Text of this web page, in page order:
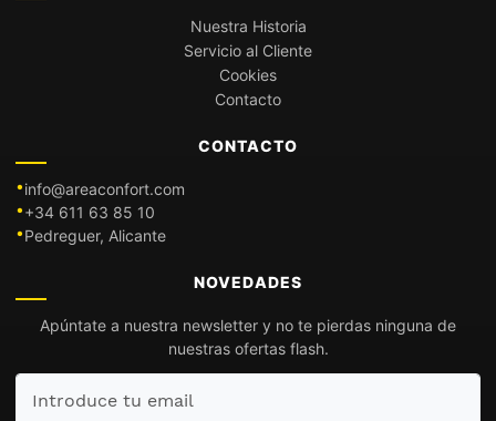
Nuestra Historia
Servicio al Cliente
Cookies
Contacto
CONTACTO
info@areaconfort.com
+34 611 63 85 10
Pedreguer, Alicante
NOVEDADES
Apúntate a nuestra newsletter y no te pierdas ninguna de
nuestras ofertas flash.
Introduce